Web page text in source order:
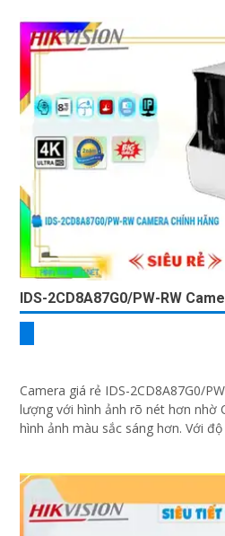
IDS-2CD8A87G0/PW-RW
Camera giá rẻ IDS-2CD8A87G0/
lượng với hình ảnh rõ nét hơn nhờ
hình ảnh màu